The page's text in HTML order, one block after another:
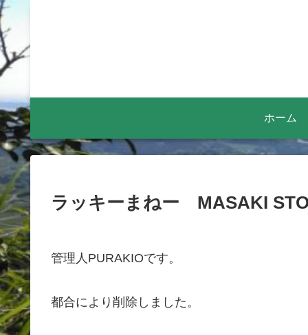
ホーム
ラッキーまねー MASAKI
管理人PURAKIOです。
都合により削除しました。